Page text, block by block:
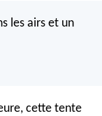
les airs et un
cette tente